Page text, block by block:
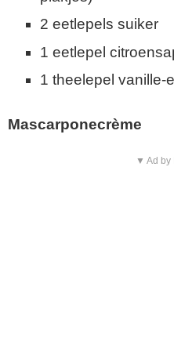
2 eetlepels suiker
1 eetlepel
1 theelepel vanille-
Mascarponecrème
▼ Ad by